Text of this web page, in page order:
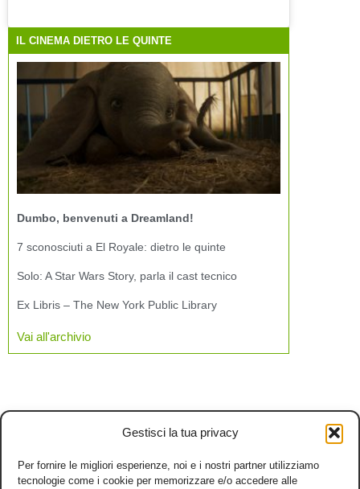
Gestisci la tua privacy
Per fornire le migliori esperienze, noi e i nostri partner utilizziamo
tecnologie come i cookie per memorizzare e/o accedere alle
IL CINEMA DIETRO LE QUINTE
Dumbo, benvenuti a Dreamland!
7 sconosciuti a El Royale: dietro le quinte
Solo: A Star Wars Story, parla il cast tecnico
Ex Libris – The New York Public Library
Vai all'archivio